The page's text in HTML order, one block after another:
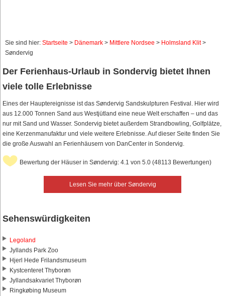
Sie sind hier: Startseite > Dänemark > Mittlere Nordsee > Holmsland Klit>
Søndervig
Der Ferienhaus-Urlaub in Sondervig bietet Ihnen
viele tolle Erlebnisse
Eines der Hauptereignisse ist das Søndervig Sandskulpturen Festival. Hier wird
aus 12.000 Tonnen Sand aus Westjütland eine neue Welt erschaffen – und das
nur mit Sand und Wasser. Sondervig bietet außerdem Strandbowling, Golfplätze,
eine Kerzenmanufaktur und viele weitere Erlebnisse. Auf dieser Seite finden Sie
die große Auswahl an Ferienhäusern von DanCenter in Sondervig.
Lesen Sie mehr über Søndervig
Bewertung der Häuser in Søndervig: 4.1 von 5.0 (48113 Bewertungen)
Sehenswürdigkeiten
Legoland
Jyllands Park Zoo
Hjerl Hede Frilandsmuseum
Kystcenteret Thyborøn
Jyllandsakvariet Thyborøn
Ringkøbing Museum